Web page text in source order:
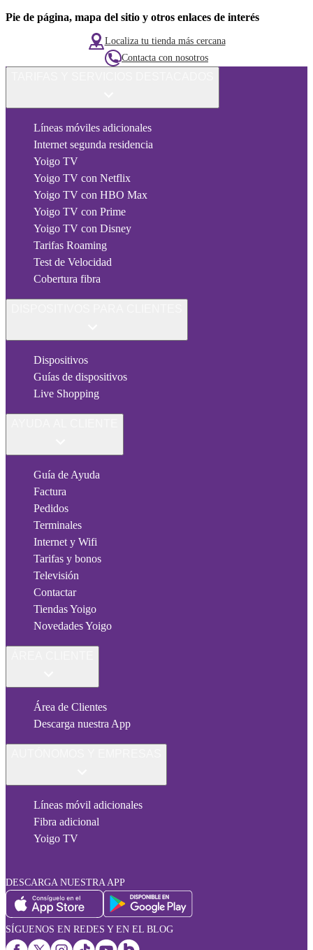
Pie de página, mapa del sitio y otros enlaces de interés
Localiza tu tienda más cercana
Contacta con nosotros
Líneas móviles adicionales
Internet segunda residencia
Yoigo TV
Yoigo TV con Netflix
Yoigo TV con HBO Max
Yoigo TV con Prime
Yoigo TV con Disney
Tarifas Roaming
Test de Velocidad
Cobertura fibra
Dispositivos
Guías de dispositivos
Live Shopping
Guía de Ayuda
Factura
Pedidos
Terminales
Internet y Wifi
Tarifas y bonos
Televisión
Contactar
Tiendas Yoigo
Novedades Yoigo
Área de Clientes
Descarga nuestra App
Líneas móvil adicionales
Fibra adicional
Yoigo TV
DESCARGA NUESTRA APP
SÍGUENOS EN REDES Y EN EL BLOG